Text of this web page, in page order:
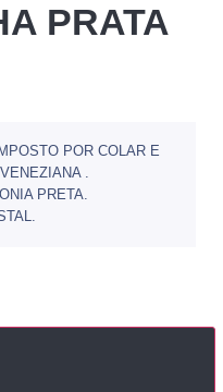
PRATA
POR COLAR E
.
PRETA.